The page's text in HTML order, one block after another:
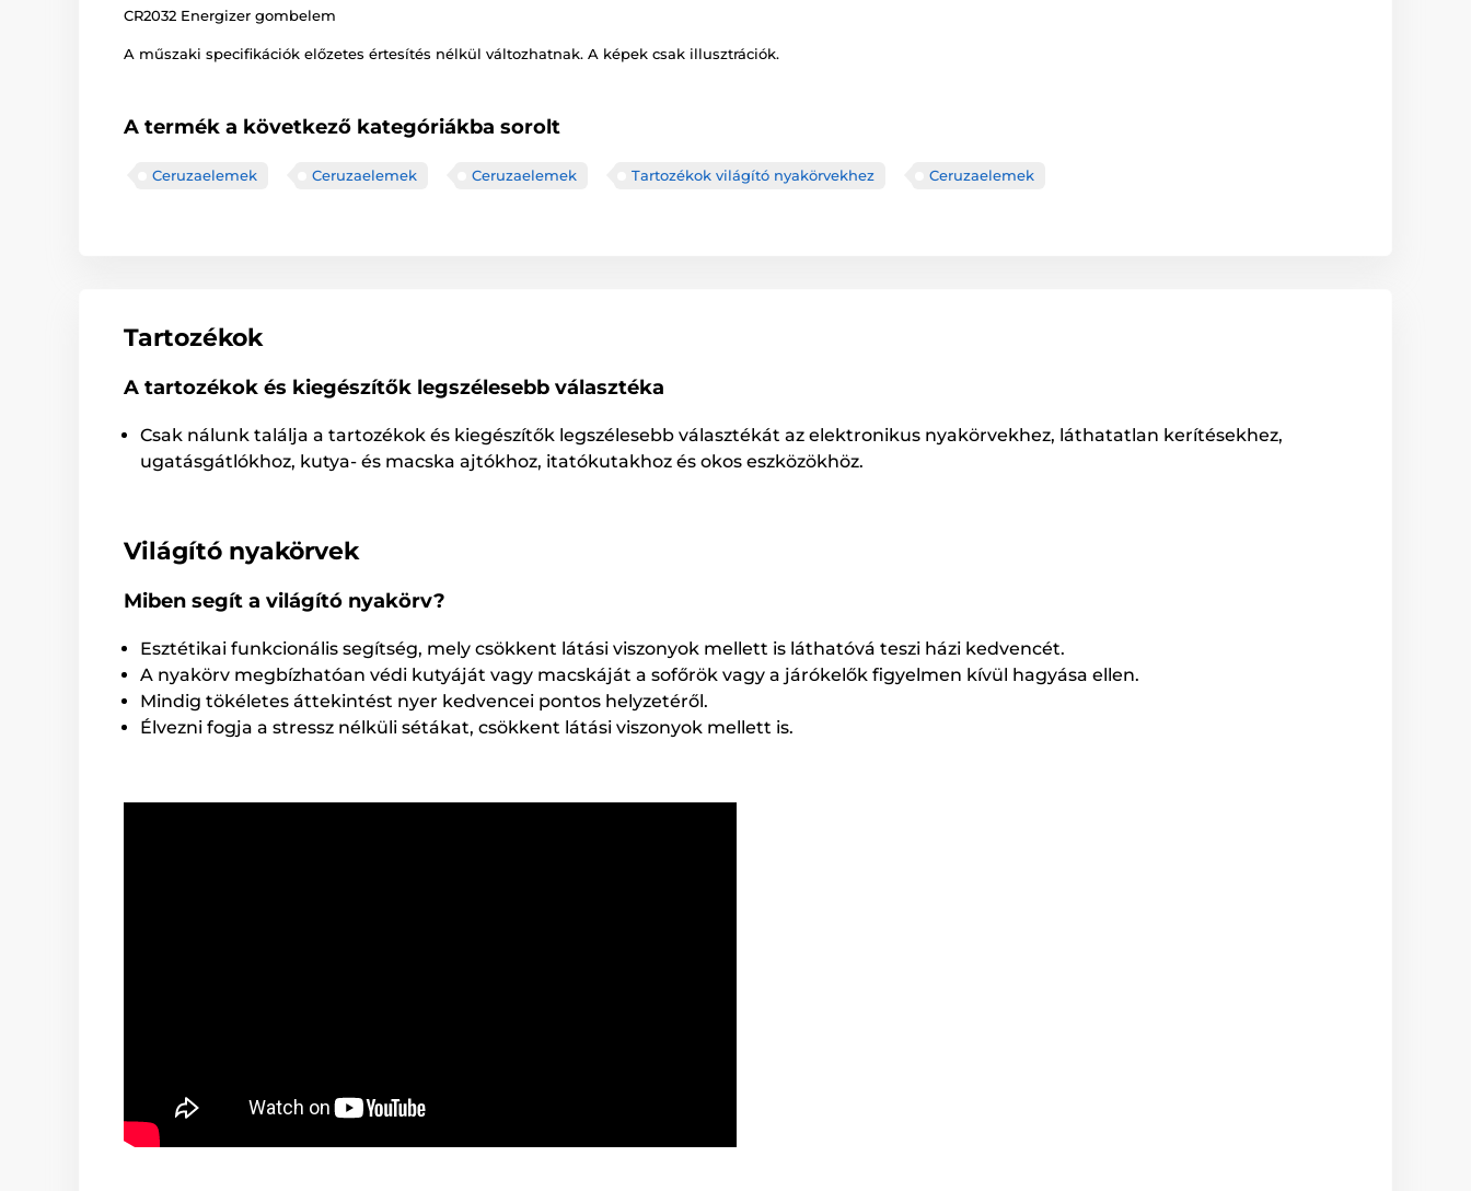
CR2032 Energizer gombelem
A műszaki specifikációk előzetes értesítés nélkül változhatnak. A képek csak illusztrációk.
A termék a következő kategóriákba sorolt
Ceruzaelemek Ceruzaelemek Ceruzaelemek Tartozékok világító nyakörvekhez Ceruzaelemek
Tartozékok
A tartozékok és kiegészítők legszélesebb választéka
Csak nálunk találja a tartozékok és kiegészítők legszélesebb választékát az elektronikus nyakörvekhez, láthatatlan kerítésekhez,
ugatásgátlókhoz, kutya- és macska ajtókhoz, itatókutakhoz és okos eszközökhöz.
Világító nyakörvek
Miben segít a világító nyakörv?
Esztétikai funkcionális segítség, mely csökkent látási viszonyok mellett is láthatóvá teszi házi kedvencét.
A nyakörv megbízhatóan védi kutyáját vagy macskáját a sofőrök vagy a járókelők figyelmen kívül hagyása ellen.
Mindig tökéletes áttekintést nyer kedvencei pontos helyzetéről.
Élvezni fogja a stressz nélküli sétákat, csökkent látási viszonyok mellett is.